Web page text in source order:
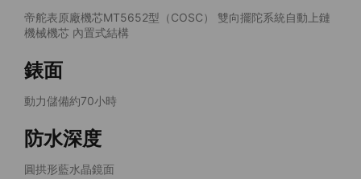
帝舵表原廠機芯MT5652型（COSC） 雙向擺陀系統自動上鏈
機械機芯 內置式結構
錶面
動力儲備約70小時
防水深度
圓拱形藍水晶鏡面